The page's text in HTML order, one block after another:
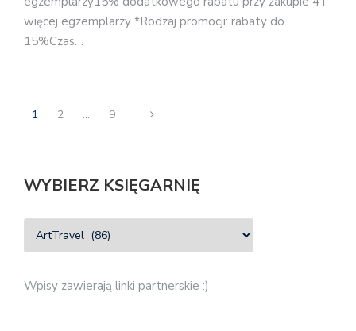
więcej egzemplarzy *Rodzaj promocji: rabaty do
15%Czas…
1 2 … 9
WYBIERZ KSIĘGARNIĘ
Wpisy zawierają linki partnerskie :)